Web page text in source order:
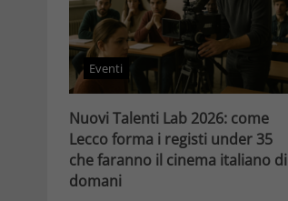
Eventi
Nuovi Talenti Lab 2026: come
Lecco forma i registi under 35
che faranno il cinema italiano di
domani